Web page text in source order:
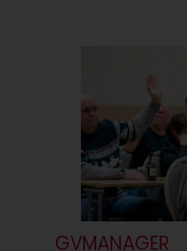
GVMANAGER